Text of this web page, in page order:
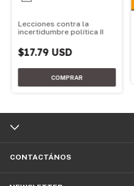
Lecciones contra la
incertidumbre política II
$17.79 USD
CONTACTÁNOS